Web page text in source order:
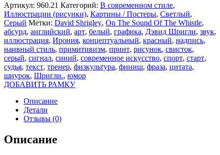
Артикул: 960.21 Категорий: В современном стиле,
Иллюстрации (рисунки), Картины / Постеры, Светлый,
Серый Метки: David Shrigley, On The Sound Of The Whistle,
абсурд, английский, арт, белый, графика, Дэвид Шригли, звук,
иллюстрация, Ирония, концептуальный, красный, надпись,
наивный стиль, примитивизм, принт, рисунок, свисток,
серый, сигнал, синий, современное искусство, спорт, старт,
судья, текст, тренер, физкультура, финиш, фраза, цитата,
шнурок, Шригли., юмор
ДОБАВИТЬ РАМКУ
Описание
Детали
Отзывы (0)
Описание